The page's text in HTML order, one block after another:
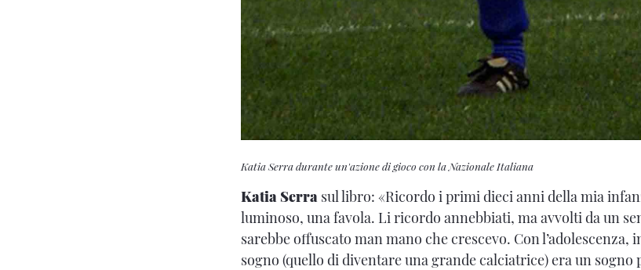
Katia Serra durante un'azione di gioco con la Nazionale Italiana
Katia Serra sul libro: «Ricordo i primi dieci anni della mia
luminoso, una favola. Li ricordo annebbiati, ma avvolti da un
sarebbe offuscato man mano che crescevo. Con
sogno (quello di diventare una grande calciatrice) era un